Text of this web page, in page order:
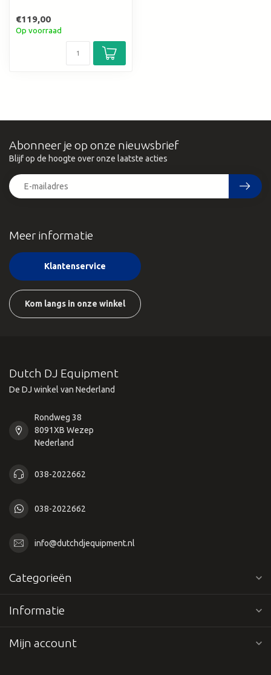
€119,00
Op voorraad
Meer informatie
Klantenservice
Kom langs in onze winkel
Abonneer je op onze nieuwsbrief
Blijf op de hoogte over onze laatste acties
Dutch DJ Equipment
De DJ winkel van Nederland
Rondweg 38
8091XB Wezep
Nederland
038-2022662
038-2022662
info@dutchdjequipment.nl
Categorieën
Informatie
Mijn account